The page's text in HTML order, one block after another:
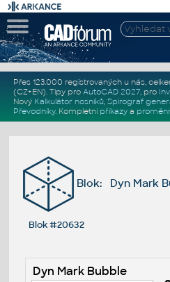
Přes 123.000 registrovaných u nás,
(CZ+EN). Tipy pro AutoCAD 2027, pro
Nový Kalkulátor nosníků, Spirograf
Převodníky. Kompletní příkazya
Blok: Dyn Mark
Blok #20632
Dyn Mark Bubble